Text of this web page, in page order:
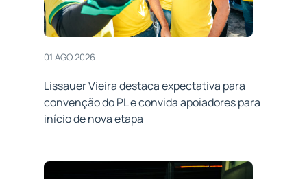
01 AGO 2026
Lissauer Vieira destaca expectativa para
convenção do PL e convida apoiadores para
início de nova etapa